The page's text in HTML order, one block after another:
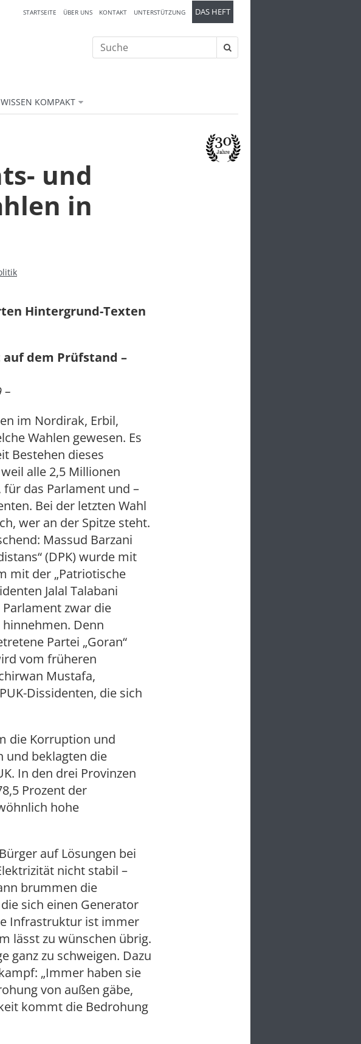
KOMPAKT
STARTSEITE ÜBER UNS KONTAKT UNTERSTÜTZUNG DAS HEFT
Suche
nach:
und
in
Hintergrund-Texten
dem Prüfstand –
–
im Nordirak, Erbil,
Wahlen gewesen. Es
Bestehen dieses
alle 2,5 Millionen
das Parlament und –
Bei der letzten Wahl
wer an der Spitze steht.
Massud Barzani
(DPK) wurde mit
mit der „Patriotische
Jalal Talabani
zwar die
Denn
Partei „Goran“
vom früheren
Mustafa,
Dissidenten, die sich
die Korruption und
und beklagten die
In den drei Provinzen
Prozent der
hohe
auf Lösungen bei
nicht stabil –
brummen die
sich einen Generator
Infrastruktur ist immer
lässt zu wünschen übrig.
ganz zu schweigen. Dazu
„Immer haben sie
von außen gäbe,
kommt die Bedrohung